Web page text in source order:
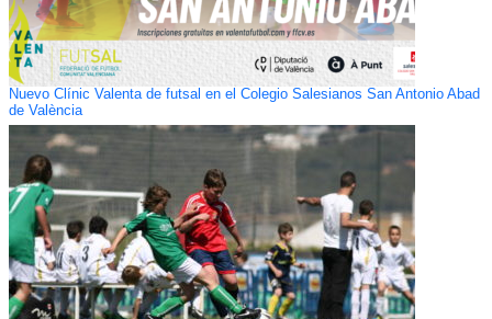
Nuevo Clínic Valenta de futsal en el Colegio Salesianos San Antonio Abad
de València